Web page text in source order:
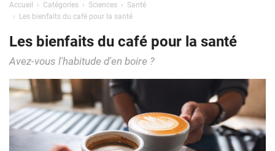
Accueil Catégories Sciences
Santé
Les bienfaits du café pour la santé
Les bienfaits du café pour la santé
Avez-vous l'habitude d'en boire ?